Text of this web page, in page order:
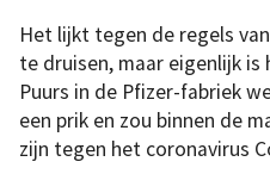
Het lijkt tegen de regels
te druisen, maar eigenlijk
Puurs in de Pfizer-fabriek
een prik en zou binnen de
zijn tegen het coronavirus